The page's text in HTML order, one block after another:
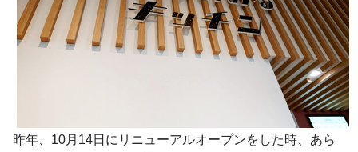
昨年、10月14日にリニューアルオープンをした時、あら